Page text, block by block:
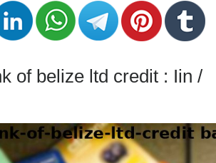
of belize ltd credit : Iin /